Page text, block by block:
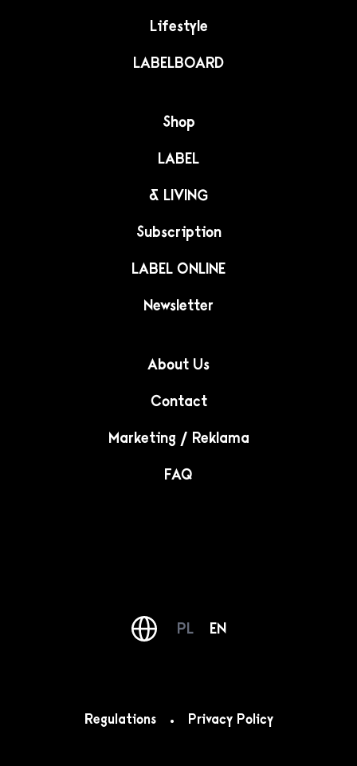
Lifestyle
LABELBOARD
Shop
LABEL
& LIVING
Subscription
LABEL ONLINE
Newsletter
About Us
Contact
Marketing / Reklama
FAQ
PL EN
Regulations Privacy Policy